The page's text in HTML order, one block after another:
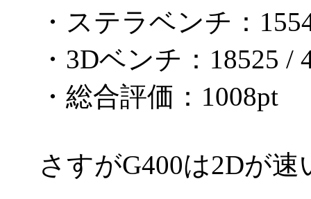
・ステラベンチ：
・3Dベンチ：18525 /
・総合評価：1008pt
さすがG400は2Dが速